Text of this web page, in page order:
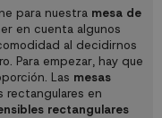
para nuestra mesa de
en cuenta algunos
al decidirnos
Para empezar, hay que
Las mesas
rectangulares en
rectangulares